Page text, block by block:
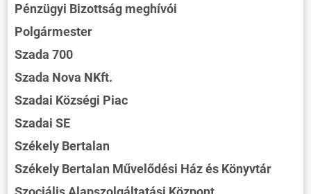
Pénzügyi Bizottság meghívói
Polgármester
Szada 700
Szada Nova NKft.
Szadai Községi Piac
Szadai SE
Székely Bertalan
Székely Bertalan Művelődési Ház és Könyvtár